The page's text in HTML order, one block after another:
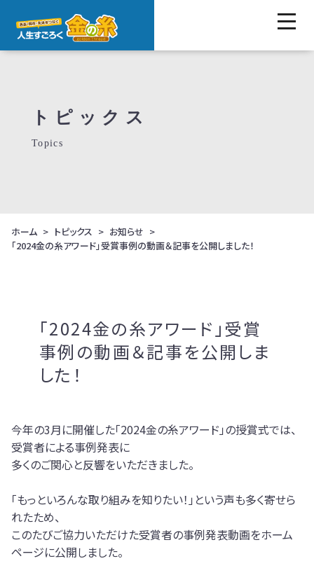
トピックス
Topics
ホーム トピックス
お知らせ
「2024金の糸アワード」受賞事例の動画＆記事を公開しました！
「2024金の糸アワード」受賞
事例の動画＆記事を公開しま
した！
今年の3月に開催した「2024金の糸アワード」の授賞式では、
受賞者による事例発表に
多くのご関心と反響をいただきました。
「もっといろんな取り組みを知りたい！」という声も多く寄せら
れたため、
このたびご協力いただけた受賞者の事例発表動画をホーム
ページに公開しました。